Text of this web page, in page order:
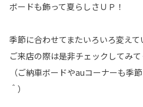
ボードも飾って夏らしさＵＰ！
季節に合わせてまたいろいろ変え
ご来店の際は是非チェックしてみて
（ご納車ボードやauコーナーも季
＾）